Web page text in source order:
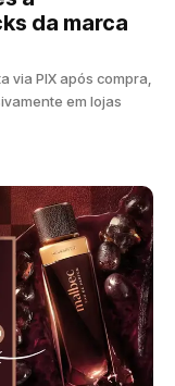
da marca
via PIX após compra,
em lojas